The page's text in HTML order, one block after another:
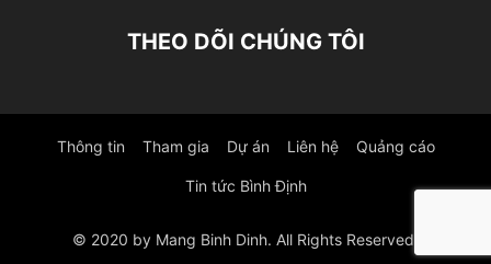
THEO DÕI CHÚNG TÔI
Thông tin Tham gia Dự án Liên hệ Quảng cáo
Tin tức Bình Định
© 2020 by Mang Binh Dinh. All Rights Reserved.